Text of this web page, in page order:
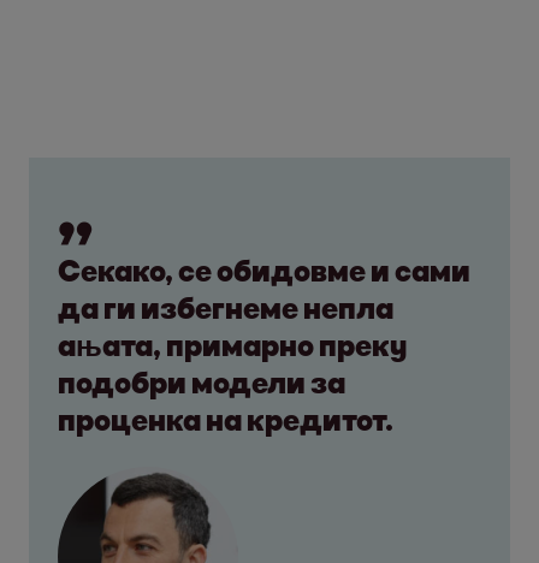
Секако, се обидовме и сами
да ги избегнеме непла
ањата, примарно преку
подобри модели за
проценка на кредитот.